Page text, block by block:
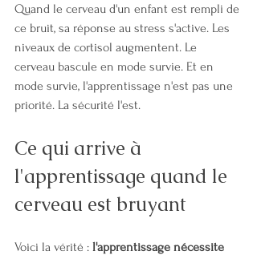
Quand le cerveau d'un enfant est rempli de
ce bruit, sa réponse au stress s'active. Les
niveaux de cortisol augmentent. Le
cerveau bascule en mode survie. Et en
mode survie, l'apprentissage n'est pas une
priorité. La sécurité l'est.
Ce qui arrive à
l'apprentissage quand le
cerveau est bruyant
Voici la vérité : l'apprentissage nécessite